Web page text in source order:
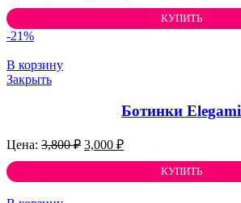
2,500 ₽.КУПИТЬ
-21%
В корзину
Закрыть
Ботинки Elegami
3,800₽ Первоначальная
3,000 ₽Текущая
3,000 ₽.КУПИТЬ